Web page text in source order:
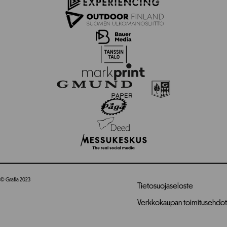
© Grafia 2023
Tietosuojaseloste
Verkkokaupan toimitusehdot